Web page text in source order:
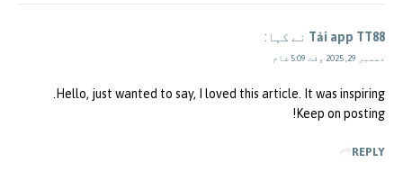
Tải app TT88 نے کہا:
دسمبر 29, 2025 وقت 5:09 شام
Hello, just wanted to say, I loved this article. It was inspiring.
Keep on posting!
REPLY